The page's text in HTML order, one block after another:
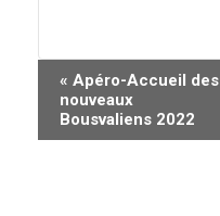
« Apéro-Accueil des
nouveaux
Bousvaliens 2022